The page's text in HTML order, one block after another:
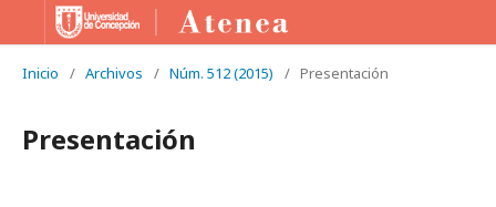
Inicio / Archivos / Núm. 512 (2015) / Presentación
Presentación